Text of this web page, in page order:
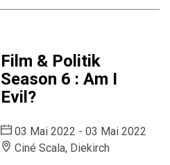
Film & Politik
Season 6 : Am I
Evil?
03 Mai 2022 - 03 Mai 2022
Ciné Scala, Diekirch